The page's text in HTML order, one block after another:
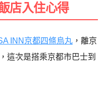
店入住心得
INN京都四條烏丸 ，離京
這次是搭乘京都市巴士到